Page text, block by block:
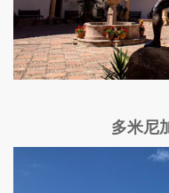
多米尼